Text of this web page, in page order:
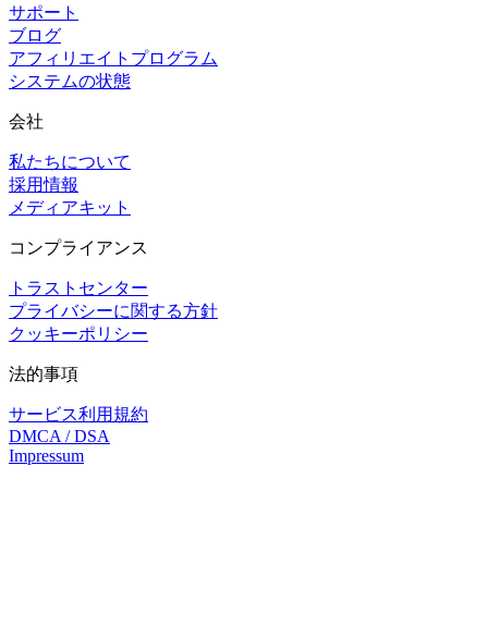
サポート
ブログ
アフィリエイトプログラム
システムの状態
会社
私たちについて
採用情報
メディアキット
コンプライアンス
トラストセンター
プライバシーに関する方針
クッキーポリシー
法的事項
サービス利用規約
DMCA / DSA
Impressum